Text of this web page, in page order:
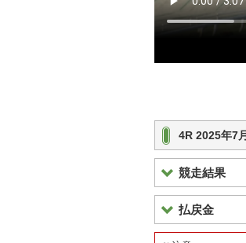
4R 2025年7
競走結果
払戻金